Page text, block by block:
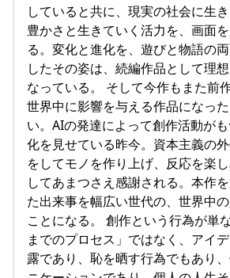
していると共に、現実の社会に生
豊かさと生きていく活力を、画面
る。変化と進化を、遊びと物語の
したその姿は、続編作品として理
なっている。 そして今作もまた前
世界中に影響を与える作品になっ
い。AIの発達によって創作活動が
化を見せている昨今。資本主義の
をしてモノを作り上げ、反応を楽
してあまつさえ感謝される。本作
た出来事を幅広い世代の、世界中
ことになる。 創作という行為が単
までのプロセス」ではなく、アイ
露であり、恥を晒す行為でもあり